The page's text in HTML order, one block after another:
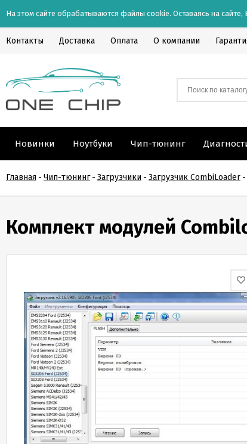
На этом сайте обрабатываются файлы cookie. Оставаясь на
Контакты Доставка Оплата О компании
Новинки Ноутбуки Чип-тюнинг
Главная - Чип-тюнинг - Загрузчики - Загрузчик CombiLoader -
Комплект модулей